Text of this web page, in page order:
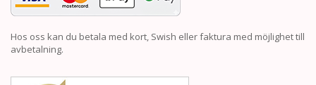
Hos oss kan du betala med kort, Swish eller faktura med möjlighet till
avbetalning.